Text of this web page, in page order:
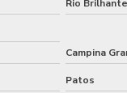
Rio Brilhante
Campina
Patos